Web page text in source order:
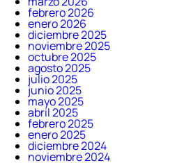
febrero 2026
enero 2026
diciembre 2025
noviembre 2025
octubre 2025
agosto 2025
julio 2025
junio 2025
mayo 2025
abril 2025
febrero 2025
enero 2025
diciembre 2024
noviembre 2024